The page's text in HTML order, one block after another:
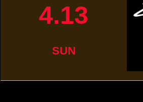
4.13
SUN